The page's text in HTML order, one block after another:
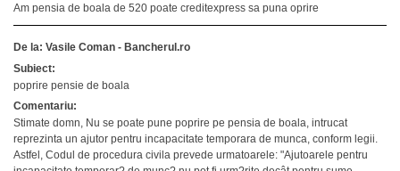
Am pensia de boala de 520 poate creditexpress sa puna oprire
De la: Vasile Coman - Bancherul.ro
Subiect:
poprire pensie de boala
Comentariu:
Stimate domn, Nu se poate pune poprire pe pensia de boala, intrucat
reprezinta un ajutor pentru incapacitate temporara de munca, conform legii.
Astfel, Codul de procedura civila prevede urmatoarele: "Ajutoarele pentru